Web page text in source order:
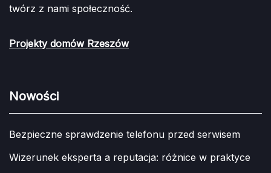
twórz z nami społeczność.
Projekty domów Rzeszów
Nowości
Bezpieczne sprawdzenie telefonu przed serwisem
Wizerunek eksperta a reputacja: różnice w praktyce